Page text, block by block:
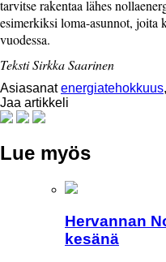
tarvitse rakentaa lähes
esimerkiksi loma-asunnot, joita
vuodessa.
Teksti Sirkka Saarinen
Asiasanat energiatehokkuus,
Jaa artikkeli
Lue myös
Hervannan
kesänä